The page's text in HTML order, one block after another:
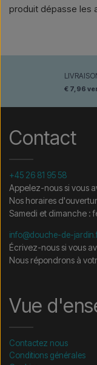
produit dépasse les
€ 7,96
Contact
+45 26 81 95 58
Appelez-nous si vous
Nos horaires
Samedi et dimanche :
info@douche-de-
Écrivez-nous si vous
Nous répondrons à
Vue
Contactez nous
Conditions générales